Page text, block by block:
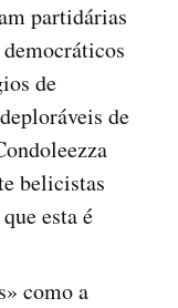
partidárias
de
de
belicistas
esta é
como a